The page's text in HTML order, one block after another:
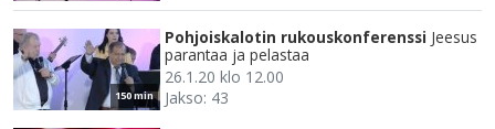
150 min
Pohjoiskalotin rukouskonferenssi Jeesus
parantaa ja pelastaa
26.1.20 klo 12.00
Jakso: 43